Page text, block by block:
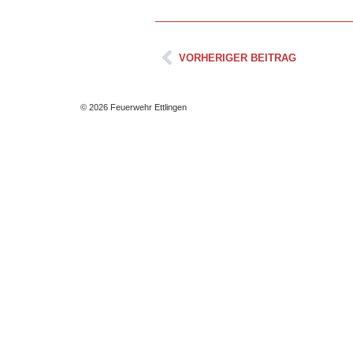
VORHERIGER BEITRAG
© 2026 Feuerwehr Ettlingen